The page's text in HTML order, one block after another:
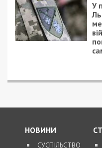
Лікар з
вивезення